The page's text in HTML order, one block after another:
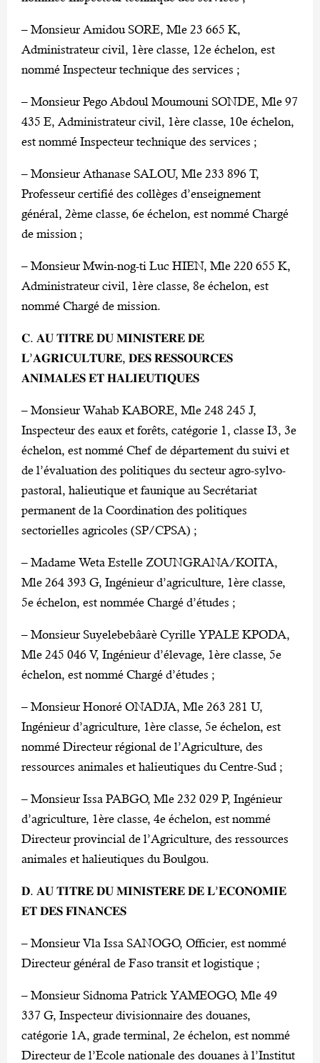
– Monsieur Amidou SORE, Mle 23 665 K,
Administrateur civil, 1ère classe, 12e échelon, est
nommé Inspecteur technique des services ;
– Monsieur Pego Abdoul Moumouni SONDE, Mle 97
435 E, Administrateur civil, 1ère classe, 10e échelon,
est nommé Inspecteur technique des services ;
– Monsieur Athanase SALOU, Mle 233 896 T,
Professeur certifié des collèges d’enseignement
général, 2ème classe, 6e échelon, est nommé Chargé
de mission ;
– Monsieur Mwin-nog-ti Luc HIEN, Mle 220 655 K,
Administrateur civil, 1ère classe, 8e échelon, est
nommé Chargé de mission.
𝐂. 𝐀𝐔 𝐓𝐈𝐓𝐑𝐄 𝐃𝐔 𝐌𝐈𝐍𝐈𝐒𝐓𝐄𝐑𝐄 𝐃𝐄
𝐋’𝐀𝐆𝐑𝐈𝐂𝐔𝐋𝐓𝐔𝐑𝐄, 𝐃𝐄𝐒 𝐑𝐄𝐒𝐒𝐎𝐔𝐑𝐂𝐄𝐒
𝐀𝐍𝐈𝐌𝐀𝐋𝐄𝐒 𝐄𝐓 𝐇𝐀𝐋𝐈𝐄𝐔𝐓𝐈𝐐𝐔𝐄𝐒
– Monsieur Wahab KABORE, Mle 248 245 J,
Inspecteur des eaux et forêts, catégorie 1, classe I3, 3e
échelon, est nommé Chef de département du suivi et
de l’évaluation des politiques du secteur agro-sylvo-
pastoral, halieutique et faunique au Secrétariat
permanent de la Coordination des politiques
sectorielles agricoles (SP/CPSA) ;
– Madame Weta Estelle ZOUNGRANA/KOITA,
Mle 264 393 G, Ingénieur d’agriculture, 1ère classe,
5e échelon, est nommée Chargé d’études ;
– Monsieur Suyelebebâarè Cyrille YPALE KPODA,
Mle 245 046 V, Ingénieur d’élevage, 1ère classe, 5e
échelon, est nommé Chargé d’études ;
– Monsieur Honoré ONADJA, Mle 263 281 U,
Ingénieur d’agriculture, 1ère classe, 5e échelon, est
nommé Directeur régional de l’Agriculture, des
ressources animales et halieutiques du Centre-Sud ;
– Monsieur Issa PABGO, Mle 232 029 P, Ingénieur
d’agriculture, 1ère classe, 4e échelon, est nommé
Directeur provincial de l’Agriculture, des ressources
animales et halieutiques du Boulgou.
𝐃. 𝐀𝐔 𝐓𝐈𝐓𝐑𝐄 𝐃𝐔 𝐌𝐈𝐍𝐈𝐒𝐓𝐄𝐑𝐄 𝐃𝐄 𝐋’𝐄𝐂𝐎𝐍𝐎𝐌𝐈𝐄
𝐄𝐓 𝐃𝐄𝐒 𝐅𝐈𝐍𝐀𝐍𝐂𝐄𝐒
– Monsieur Vla Issa SANOGO, Officier, est nommé
Directeur général de Faso transit et logistique ;
– Monsieur Sidnoma Patrick YAMEOGO, Mle 49
337 G, Inspecteur divisionnaire des douanes,
catégorie 1A, grade terminal, 2e échelon, est nommé
Directeur de l’Ecole nationale des douanes à l’Institut